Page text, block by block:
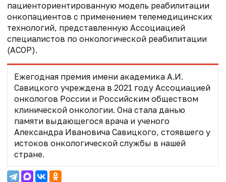
пациенториентированную модель реабилитации
онкопациентов с применением телемедицинских
технологий, представленную Ассоциацией
специалистов по онкологической реабилитации
(АСОР).
Ежегодная премия имени академика А.И.
Савицкого учреждена в 2021 году Ассоциацией
онкологов России и Российским обществом
клинической онкологии. Она стала данью
памяти выдающегося врача и ученого
Александра Ивановича Савицкого, стоявшего у
истоков онкологической службы в нашей
стране.